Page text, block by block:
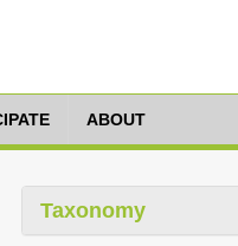
ABOUT
Taxonomy